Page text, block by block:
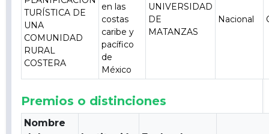
TURÍSTICA DE
UNA
COMUNIDAD
RURAL
COSTERA
en las
costas
caribe y
pacífico
de
México
UNIVERSIDAD
DE
MATANZAS
Nacional
Premios o distinciones
Nombre